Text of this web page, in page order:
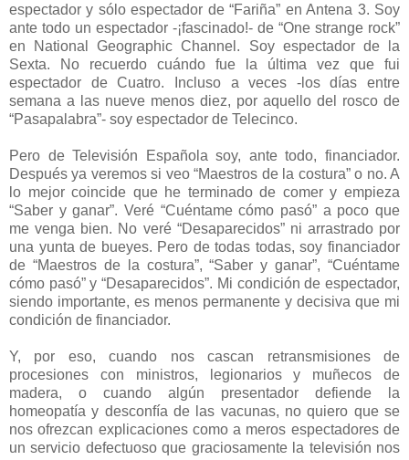
espectador y sólo espectador de “Fariña” en Antena 3. Soy
ante todo un espectador -¡fascinado!- de “One strange rock”
en National Geographic Channel. Soy espectador de la
Sexta. No recuerdo cuándo fue la última vez que fui
espectador de Cuatro. Incluso a veces -los días entre
semana a las nueve menos diez, por aquello del rosco de
“Pasapalabra”- soy espectador de Telecinco.
Pero de Televisión Española soy, ante todo, financiador.
Después ya veremos si veo “Maestros de la costura” o no. A
lo mejor coincide que he terminado de comer y empieza
“Saber y ganar”. Veré “Cuéntame cómo pasó” a poco que
me venga bien. No veré “Desaparecidos” ni arrastrado por
una yunta de bueyes. Pero de todas todas, soy financiador
de “Maestros de la costura”, “Saber y ganar”, “Cuéntame
cómo pasó” y “Desaparecidos”. Mi condición de espectador,
siendo importante, es menos permanente y decisiva que mi
condición de financiador.
Y, por eso, cuando nos cascan retransmisiones de
procesiones con ministros, legionarios y muñecos de
madera, o cuando algún presentador defiende la
homeopatía y desconfía de las vacunas, no quiero que se
nos ofrezcan explicaciones como a meros espectadores de
un servicio defectuoso que graciosamente la televisión nos